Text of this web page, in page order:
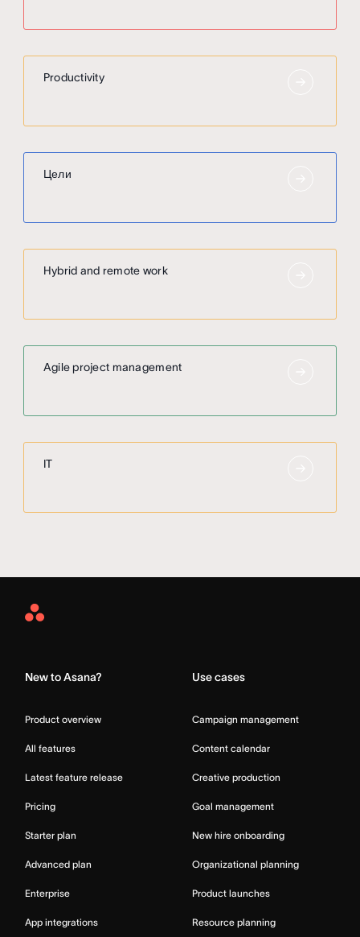
Productivity
Цели
Hybrid and remote work
Agile project management
IT
Asana
New to Asana?
Product overview
All features
Latest feature release
Pricing
Starter plan
Advanced plan
Enterprise
App integrations
Use cases
Campaign management
Content calendar
Creative production
Goal management
New hire onboarding
Organizational planning
Product launches
Resource planning